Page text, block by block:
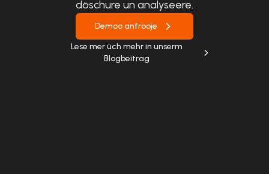
döschure un analyseere.
Demoo anfrooje
Lese mer üch mehr in unserm
Blogbeitrag